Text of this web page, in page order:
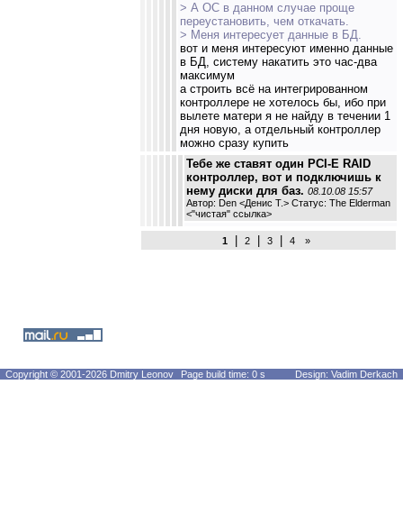
> А ОС в данном случае проще
переустановить, чем откачать.
> Меня интересует данные в БД.
вот и меня интересуют именно данные
в БД, систему накатить это час-два
максимум
а строить всё на интегрированном
контроллере не хотелось бы, ибо при
вылете матери я не найду в течении 1
дня новую, а отдельный контроллер
можно сразу купить
Тебе же ставят один PCI-E RAID
контроллер, вот и подключишь к
нему диски для баз. 08.10.08 15:57
Автор: Den <Денис Т.> Статус: The Elderman
<"чистая" ссылка>
1| 2| 3| 4 »
Copyright © 2001-2026 Dmitry Leonov Page build time: 0 s Design: Vadim Derkach